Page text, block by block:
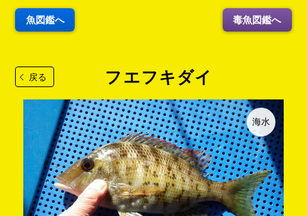
魚図鑑へ 毒魚図鑑へ
戻る フエフキダイ
海水